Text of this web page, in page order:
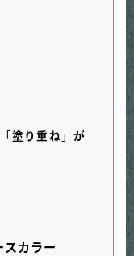
「塗り重ね 」が
スカラー